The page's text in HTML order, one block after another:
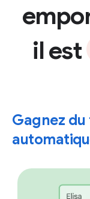
il est
Gagnez du